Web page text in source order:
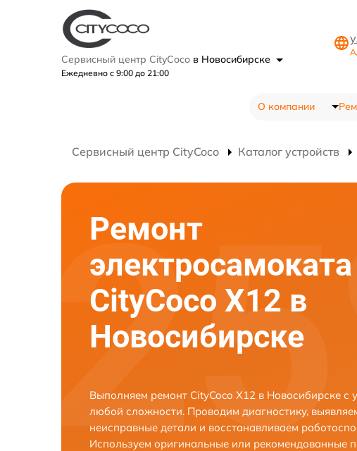
Сервисный центр CityCoco в Новосибирске
Ежедневно с 9:00 до 21:00
О компании
Сервисный центр CityCoco Каталог устройств
Ремонт
электросамоката
CityCoco X12 в
Новосибирске
Выполняем ремонт CityCoco X12 в Новосибирске с
любой сложности. Проводим диагностику,
неисправные детали и восстанавливаем
Используем оригинальные или рекомендованные